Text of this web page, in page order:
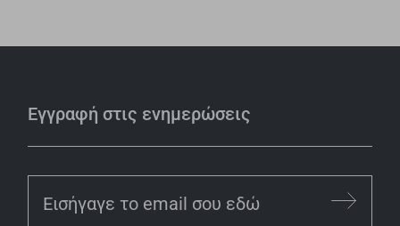
Εγγραφή στις ενημερώσεις